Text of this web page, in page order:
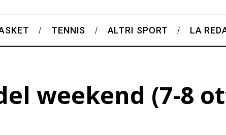
TENNIS ALTRI SPORT LA
weekend (7-8